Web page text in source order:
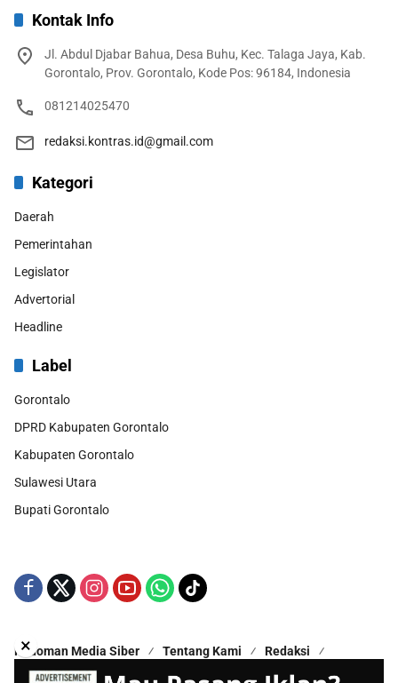
Kontak Info
Jl. Abdul Djabar Bahua, Desa Buhu, Kec. Talaga Jaya, Kab.
Gorontalo, Prov. Gorontalo, Kode Pos: 96184, Indonesia
081214025470
redaksi.kontras.id@gmail.com
Kategori
Daerah
Pemerintahan
Legislator
Advertorial
Headline
Label
Gorontalo
DPRD Kabupaten Gorontalo
Kabupaten Gorontalo
Sulawesi Utara
Bupati Gorontalo
Pedoman Media Siber Tentang Kami
Redaksi
Kontak Kami
Disclaimer
×